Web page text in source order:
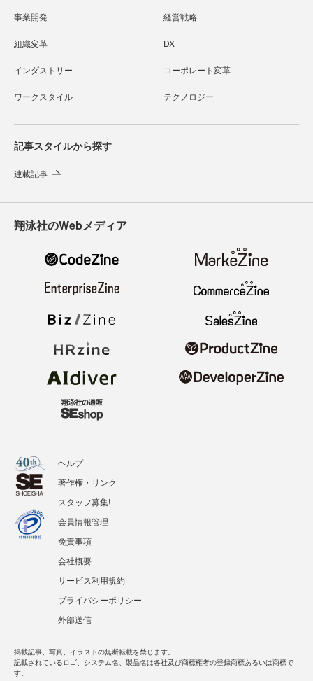
事業開発 経営戦略
組織変革 DX
インダストリー コーポレート変革
ワークスタイル テクノロジー
記事スタイルから探す
連載記事
翔泳社のWebメディア
ヘルプ
著作権・リンク
スタッフ募集!
会員情報管理
免責事項
会社概要
サービス利用規約
プライバシーポリシー
外部送信
掲載記事、写真、イラストの無断転載を禁じます。
記載されているロゴ、システム名、製品名は各社及び商標権者の登録商標あるいは商標で
す。